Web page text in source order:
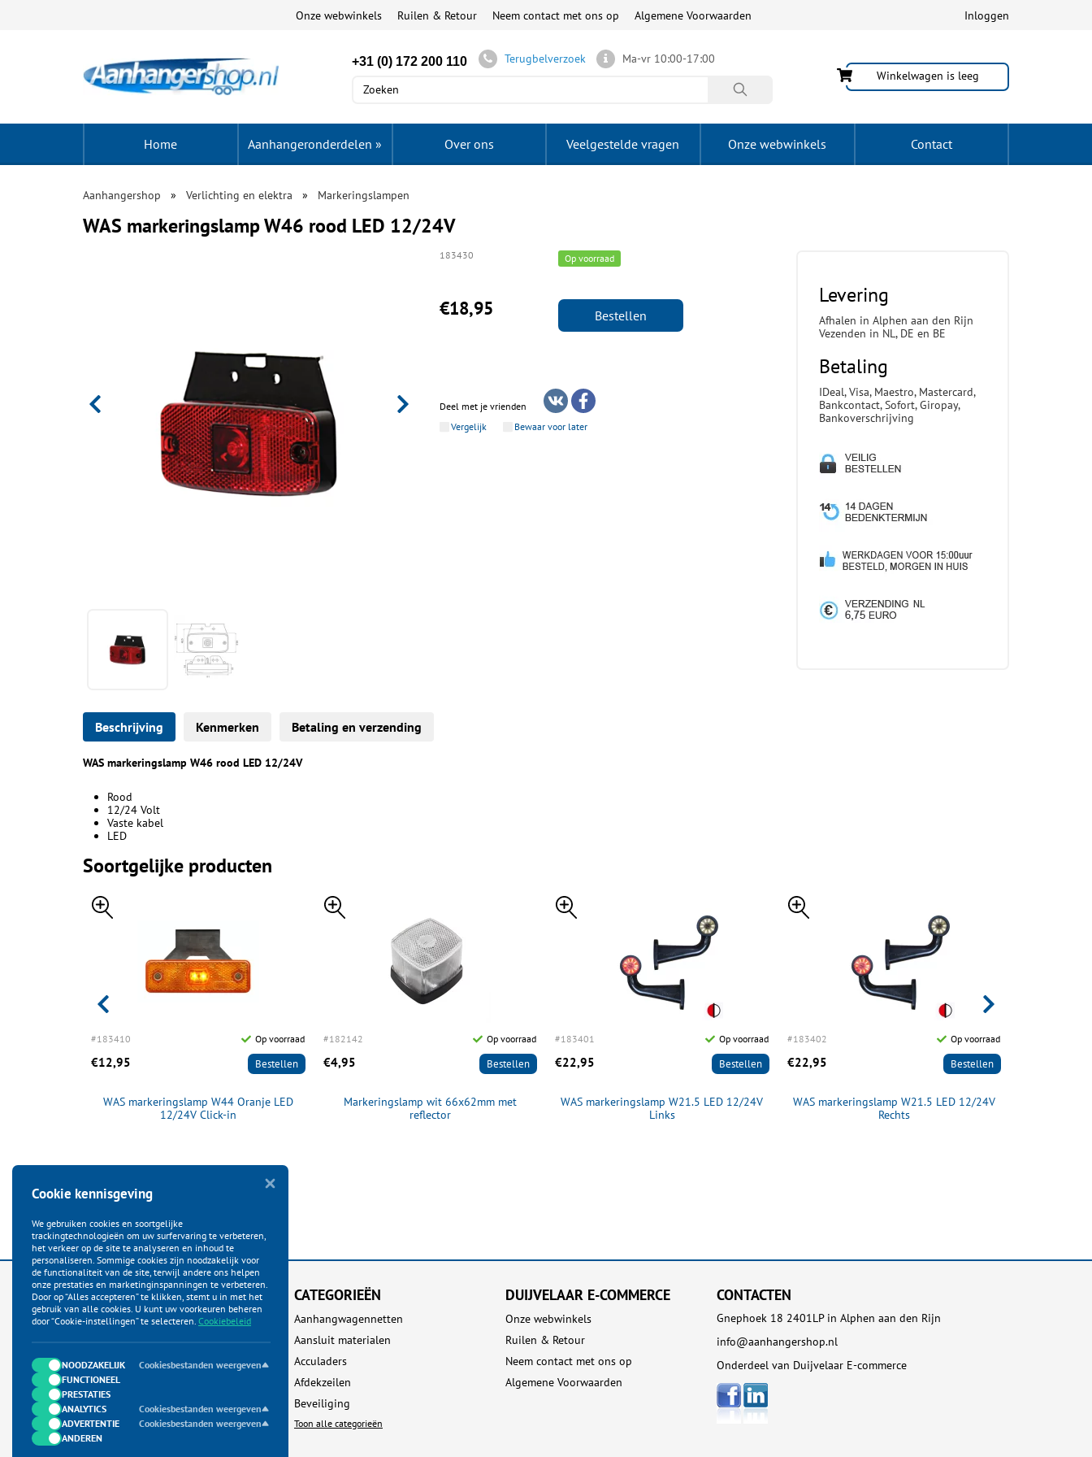
Inloggen
Onze webwinkels Ruilen & Retour Neem contact met ons op Algemene Voorwaarden
+31 (0) 172 200 110 Terugbelverzoek
Ma-vr 10:00-17:00
Winkelwagen is leeg
Home Aanhangeronderdelen » Over ons Veelgestelde vragen Onze webwinkels Contact
Aanhangershop Verlichting en elektra Markeringslampen
WAS markeringslamp W46 rood LED 12/24V
183430 Op voorraad
€18,95 Bestellen
Deel met je vrienden
Vergelijk
Bewaar voor later
Levering
Afhalen in Alphen aan den Rijn
Vezenden in NL, DE en BE
Betaling
IDeal, Visa, Maestro, Mastercard,
Bankcontact, Sofort, Giropay,
Bankoverschrijving
Beschrijving Kenmerken Betaling en verzending
WAS markeringslamp W46 rood LED 12/24V
Rood
12/24 Volt
Vaste kabel
LED
Soortgelijke producten
#183410 Op voorraad
€12,95 Bestellen
WAS markeringslamp W44 Oranje LED
12/24V Click-in
#182142 Op voorraad
€4,95 Bestellen
Markeringslamp wit 66x62mm met
reflector
#183401 Op voorraad
€22,95 Bestellen
WAS markeringslamp W21.5 LED 12/24V
Links
#183402 Op voorraad
€22,95 Bestellen
WAS markeringslamp W21.5 LED 12/24V
Rechts
KLANTENSERVICE
Startpagina
Bestellen
Betalen
Verzenden
Ruilen & Retour
Garantie & Klachten
Neem contact met ons op
CATEGORIEËN
Aanhangwagennetten
Aansluit materialen
Acculaders
Afdekzeilen
Beveiliging
Toon alle categorieën
DUIJVELAAR E-COMMERCE
Onze webwinkels
Ruilen & Retour
Neem contact met ons op
Algemene Voorwaarden
CONTACTEN
Gnephoek 18 2401LP in Alphen aan den Rijn
info@aanhangershop.nl
Onderdeel van Duijvelaar E-commerce
Cookie kennisgeving
We gebruiken cookies en soortgelijke
trackingtechnologieën om uw surfervaring te verbeteren,
het verkeer op de site te analyseren en inhoud te
personaliseren. Sommige cookies zijn noodzakelijk voor
de functionaliteit van de site, terwijl andere ons helpen
onze prestaties en marketinginspanningen te verbeteren.
Door op “Alles accepteren” te klikken, stemt u in met het
gebruik van alle cookies. U kunt uw voorkeuren beheren
door “Cookie-instellingen” te selecteren. Cookiebeleid
NOODZAKELIJK
Cookiesbestanden weergeven
FUNCTIONEEL
PRESTATIES
ANALYTICS
Cookiesbestanden weergeven
ADVERTENTIE
Cookiesbestanden weergeven
ANDEREN